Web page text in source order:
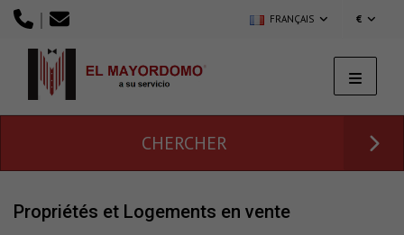
| FRANÇAIS €
CHERCHER
Propriétés et Logements en vente